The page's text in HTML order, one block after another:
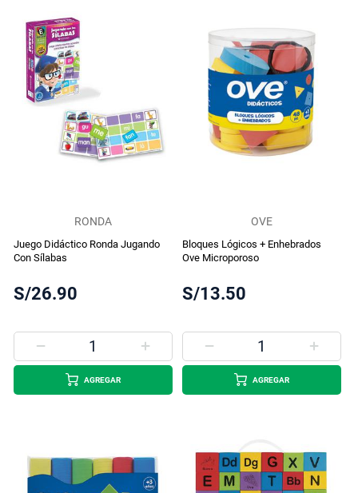
RONDA
Juego Didáctico Ronda Jugando
Con Sílabas
S/26.90
AGREGAR
OVE
Bloques Lógicos + Enhebrados
Ove Microporoso
S/13.50
AGREGAR